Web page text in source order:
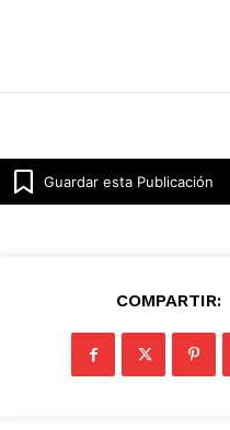
Guardar esta Publicación
COMPARTIR: